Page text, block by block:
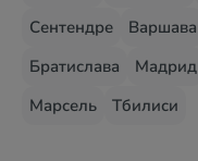
Сентендре
Варшава
Братислава
Мадрид
Марсель
Тбилиси